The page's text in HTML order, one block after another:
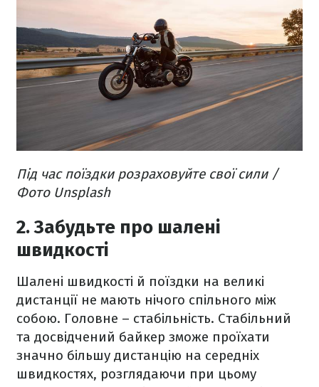
Під час поїздки розраховуйте свої сили /
Фото Unsplash
2. Забудьте про шалені
швидкості
Шалені швидкості й поїздки на великі
дистанції не мають нічого спільного між
собою. Головне – стабільність. Стабільний
та досвідчений байкер зможе проїхати
значно більшу дистанцію на середніх
швидкостях, розглядаючи при цьому